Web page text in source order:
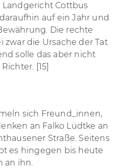
Cottbus
auf ein Jahr und
Die rechte
zwar die Ursache der Tat
solle das aber nicht
[15]
sich Freund_innen,
an Falko Lüdtke an
Straße. Seitens
es hingegen bis heute
an ihn.